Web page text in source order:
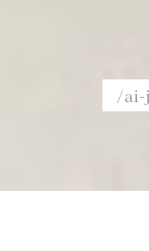
/ai-